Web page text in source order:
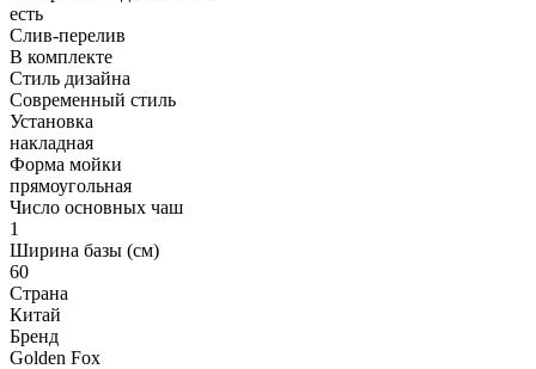
есть
Слив-перелив
В комплекте
Стиль дизайна
Современный стиль
Установка
накладная
Форма мойки
прямоугольная
Число основных чаш
1
Ширина базы (см)
60
Страна
Китай
Бренд
Golden Fox